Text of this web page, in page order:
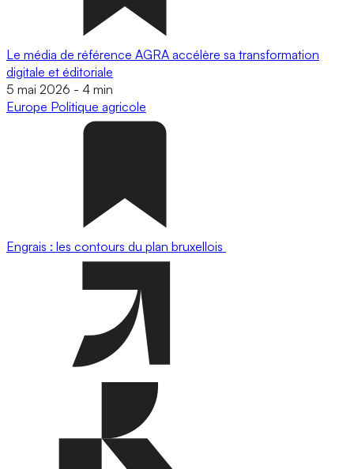
Le média de référence AGRA accélère sa transformation
digitale et éditoriale
5 mai 2026 - 4 min
Europe Politique agricole
Engrais : les contours du plan bruxellois